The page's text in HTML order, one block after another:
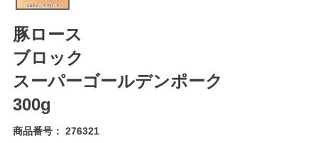
豚ロース
ブロック
スーパーゴールデンポーク
300g
商品番号 276321